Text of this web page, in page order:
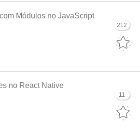
212
Módulos no JavaScript
11
no React Native